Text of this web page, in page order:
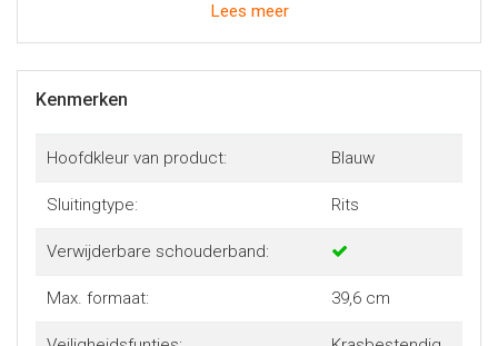
om je laptop te beschermen. Het binnenvak biedt plaats
genoeg plek voor het opbergen van je smartphone,
Gemaakt van gerecycled materiaal
De AC8550 Metro laptoptas is gemaakt van
waterafstotend rPET materiaal: gerecyclede plastic
Lees meer
Kenmerken
Hoofdkleur van product: Blauw
Sluitingtype: Rits
Verwijderbare schouderband:
Max. formaat: 39,6 cm